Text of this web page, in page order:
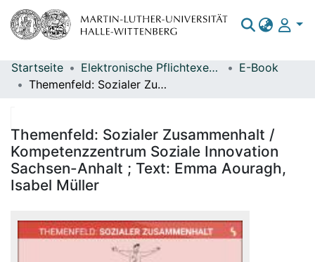
Bereiche & Sammlungen
Statistiken
Startseite Elektronische Pflichtexemplare
E-Book
Themenfeld: Sozialer Zusammenhalt / Kompetenzzentrum Soziale Innovation Sachsen-Anhalt ; Text: Emma Aouragh, Isabel Müller
Themenfeld: Sozialer Zusammenhalt /
Kompetenzzentrum Soziale Innovation
Sachsen-Anhalt ; Text: Emma Aouragh,
Isabel Müller